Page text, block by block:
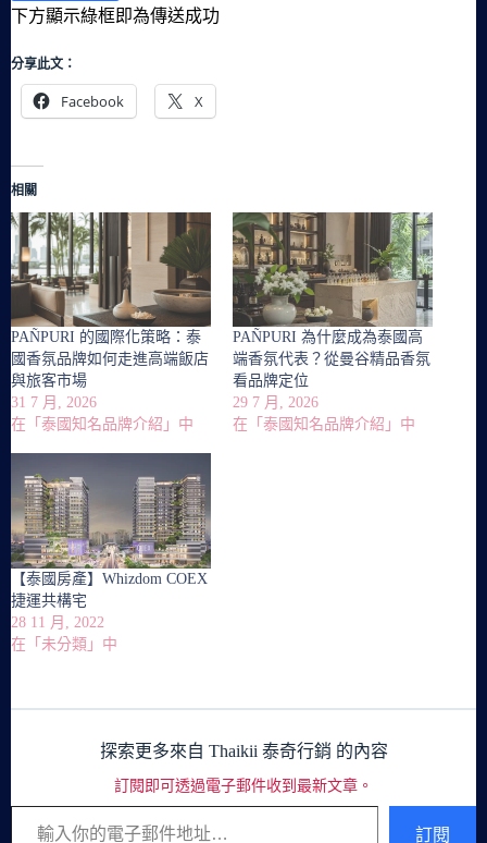
下方顯示綠框即為傳送成功
分享此文：
Facebook X
相關
PAÑPURI 的國際化策略：泰
國香氛品牌如何走進高端飯店
與旅客市場
31 7 月, 2026
在「泰國知名品牌介紹」中
PAÑPURI 為什麼成為泰國高
端香氛代表？從曼谷精品香氛
看品牌定位
29 7 月, 2026
在「泰國知名品牌介紹」中
【泰國房產】Whizdom COEX
捷運共構宅
28 11 月, 2022
在「未分類」中
探索更多來自 Thaikii 泰奇行銷 的內容
訂閱即可透過電子郵件收到最新文章。
輸入你的電子郵件地址…
訂閱